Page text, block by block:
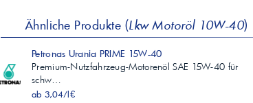
Ähnliche Produkte (Lkw Motoröl 10W-40)
Petronas Urania PRIME 15W-40
Premium-Nutzfahrzeug-Motorenöl SAE 15W-40 für
schw…
ab 3,04/l€